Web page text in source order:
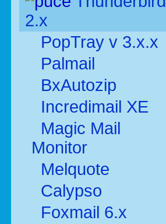
2.x
PopTray v 3.x.x
Palmail
BxAutozip
Incredimail XE
Magic Mail
Monitor
Melquote
Calypso
Foxmail 6.x